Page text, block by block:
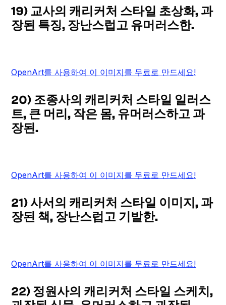
19) 교사의 캐리커처 스타일 초상화, 과
장된 특징, 장난스럽고 유머러스한.
OpenArt를 사용하여 이 이미지를 무료로 만드세요!
20) 조종사의 캐리커처 스타일 일러스
트, 큰 머리, 작은 몸, 유머러스하고 과
장된.
OpenArt를 사용하여 이 이미지를 무료로 만드세요!
21) 사서의 캐리커처 스타일 이미지, 과
장된 책, 장난스럽고 기발한.
OpenArt를 사용하여 이 이미지를 무료로 만드세요!
22) 정원사의 캐리커처 스타일 스케치,